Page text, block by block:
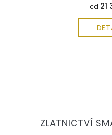
od 21
ZLATNICTVÍ